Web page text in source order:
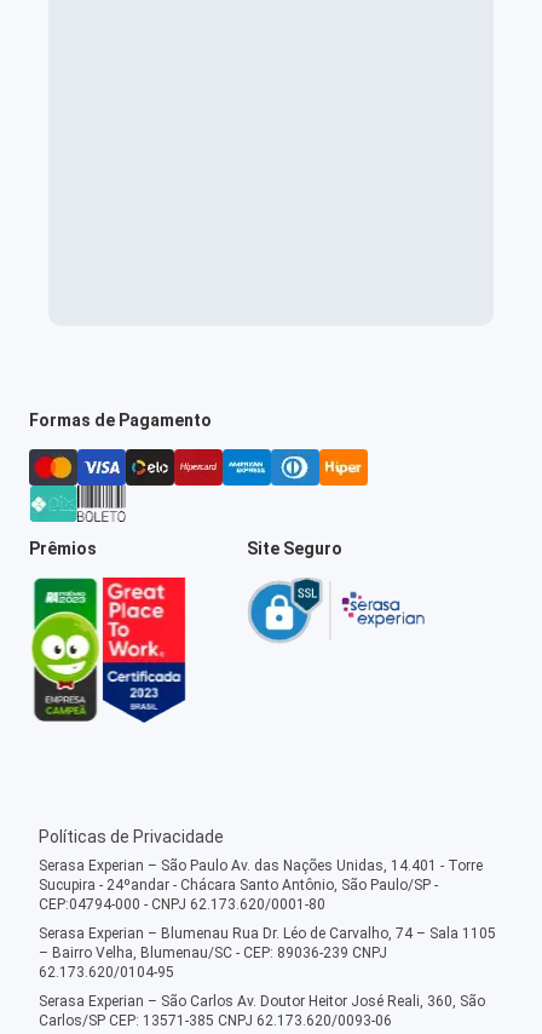
Formas de Pagamento
Prêmios Site Seguro
Políticas de Privacidade
Serasa Experian – São Paulo Av. das Nações Unidas, 14.401 - Torre
Sucupira - 24ºandar - Chácara Santo Antônio, São Paulo/SP -
CEP:04794-000 - CNPJ 62.173.620/0001-80
Serasa Experian – Blumenau Rua Dr. Léo de Carvalho, 74 – Sala 1105
– Bairro Velha, Blumenau/SC - CEP: 89036-239 CNPJ
62.173.620/0104-95
Serasa Experian – São Carlos Av. Doutor Heitor José Reali, 360, São
Carlos/SP CEP: 13571-385 CNPJ 62.173.620/0093-06